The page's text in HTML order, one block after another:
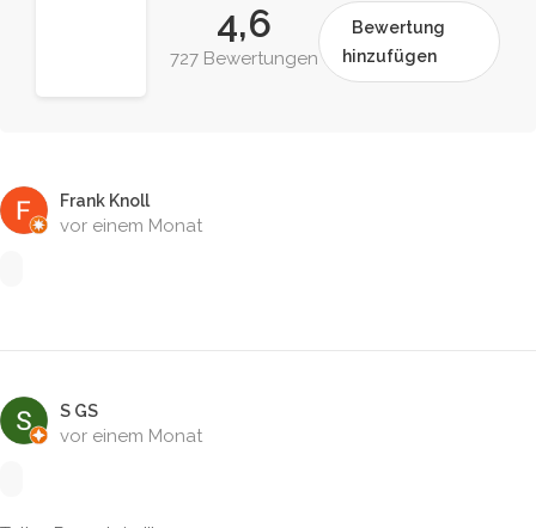
4,6
727 Bewertungen
Bewertung
hinzufügen
Frank Knoll
vor einem Monat
S GS
vor einem Monat